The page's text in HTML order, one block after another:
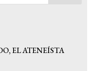
EL ATENEÍSTA